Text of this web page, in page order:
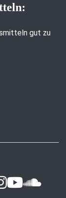
gut zu